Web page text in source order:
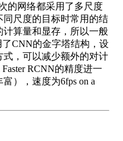
的网络都采用了多尺度
尺度的目标时常用的结
算量和显存，所以一般
CNN的金字塔结构，设
，可以减少额外的对计
RCNN的精度进一
），速度为6fps on a